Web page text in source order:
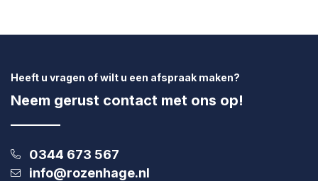
Heeft u vragen of wilt u een afspraak maken?
Neem gerust contact met ons op!
0344 673 567
info@rozenhage.nl